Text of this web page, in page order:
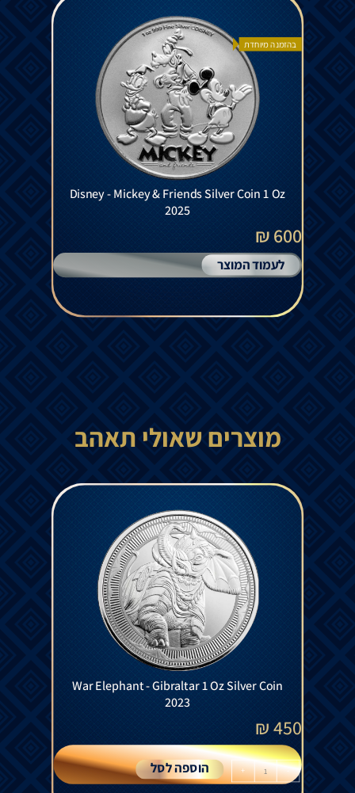
בהזמנה מיוחדת
Disney - Mickey & Friends Silver Coin 1 Oz
2025
600 ₪
לעמוד המוצר
מוצרים שאולי תאהב
War Elephant - Gibraltar 1 Oz Silver Coin
2023
450
₪
-
+ הוספה לסל